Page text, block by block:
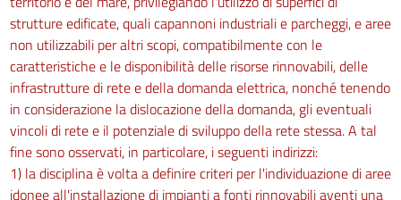
strutture edificate, quali capannoni industriali e parcheggi, e aree
non utilizzabili per altri scopi, compatibilmente con le
caratteristiche e le disponibilità delle risorse rinnovabili, delle
infrastrutture di rete e della domanda elettrica, nonché tenendo
in considerazione la dislocazione della domanda, gli eventuali
vincoli di rete e il potenziale di sviluppo della rete stessa. A tal
fine sono osservati, in particolare, i seguenti indirizzi:
1) la disciplina è volta a definire criteri per l'individuazione di aree
idonee all'installazione di impianti a fonti rinnovabili aventi una